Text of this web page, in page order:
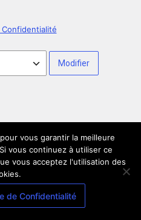
vous garantir la meilleure
vous continuez à utiliser ce
vous acceptez l'utilisation des
de Confidentialité